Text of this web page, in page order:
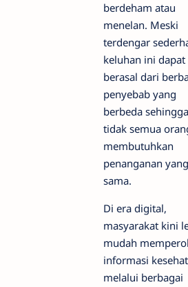
berdeham atau
menelan. Meski
terdengar
keluhan ini dapat
berasal dari
penyebab yang
berbeda sehingga
tidak semua
membutuhkan
penanganan yang
sama.
Di era digital,
masyarakat kini
mudah
informasi
melalui berbagai